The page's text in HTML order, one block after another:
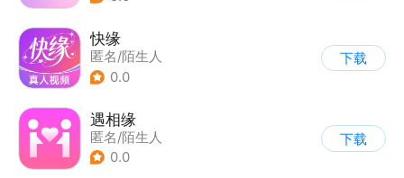
快缘
匿名/陌生人
0.0
下载
遇相缘
匿名/陌生人
0.0
下载